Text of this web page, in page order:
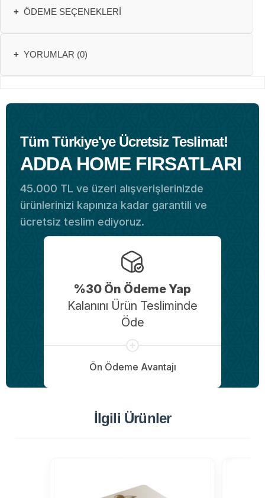
+ ÖDEME SEÇENEKLERI
+ YORUMLAR (0)
Tüm Türkiye'ye Ücretsiz Teslimat!
ADDA HOME FIRSATLARI
45.000 TL ve üzeri alışverişlerinizde
ürünlerinizi kapınıza kadar garantili ve
ücretsiz teslim ediyoruz.
%30 Ön Ödeme Yap
Kalanını Ürün Tesliminde
Öde
Ön Ödeme Avantajı
İlgili Ürünler